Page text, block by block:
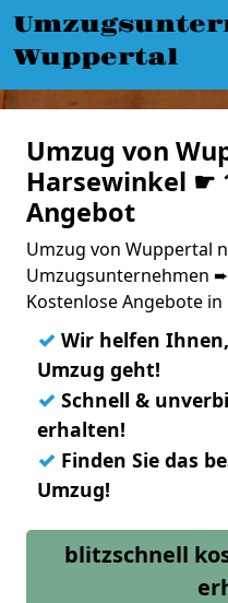
Wuppertal
Umzug von
Harsewinkel ☛
Angebot
Umzug von Wuppertal
Umzugsunternehmen
Kostenlose Angebote in
✓ Wir helfen
Umzug geht!
✓ Schnell &
erhalten!
✓ Finden Sie das
Umzug!
blitzschnell